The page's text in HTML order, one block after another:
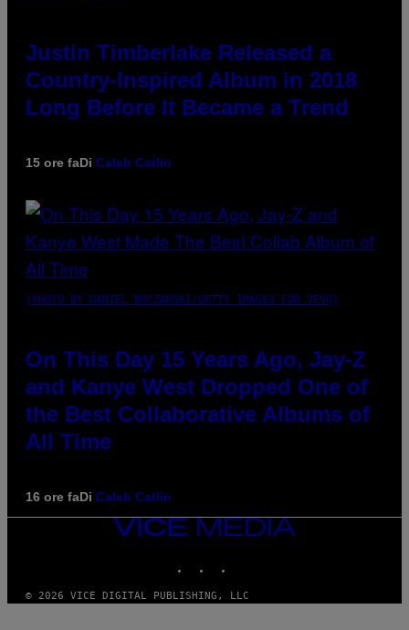
Justin Timberlake Released a
Country-Inspired Album in 2018
Long Before It Became a Trend
15 ore faDi Caleb Catlin
(PHOTO BY DANIEL BOCZARSKI/GETTY IMAGES FOR VEVO)
On This Day 15 Years Ago, Jay-Z
and Kanye West Dropped One of
the Best Collaborative Albums of
All Time
16 ore faDi Caleb Catlin
VICE
MEDIA
© 2026 VICE DIGITAL PUBLISHING, LLC